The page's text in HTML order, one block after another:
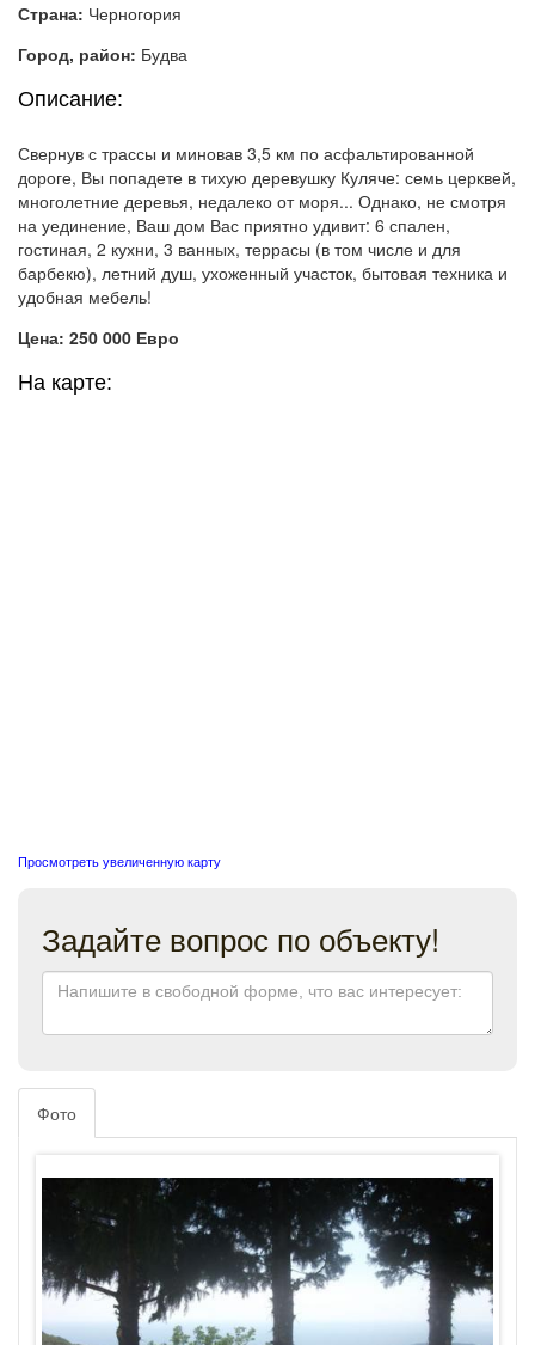
Страна: Черногория
Город, район: Будва
Описание:
Свернув с трассы и миновав 3,5 км по асфальтированной
дороге, Вы попадете в тихую деревушку Куляче: семь церквей,
многолетние деревья, недалеко от моря... Однако, не смотря
на уединение, Ваш дом Вас приятно удивит: 6 спален,
гостиная, 2 кухни, 3 ванных, террасы (в том числе и для
барбекю), летний душ, ухоженный участок, бытовая техника и
удобная мебель!
Цена: 250 000 Евро
На карте:
Просмотреть увеличенную карту
Задайте вопрос по объекту!
Фото